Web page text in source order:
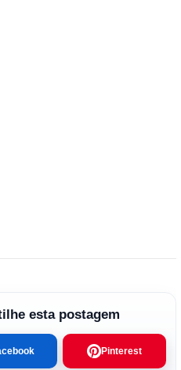
esta postagem
Pinterest